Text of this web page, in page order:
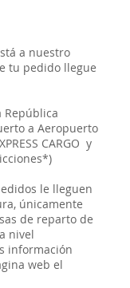
a nuestro
tu pedido llegue
República
a Aeropuerto
CARGO y
le lleguen
únicamente
de reparto de
nivel
información
web el